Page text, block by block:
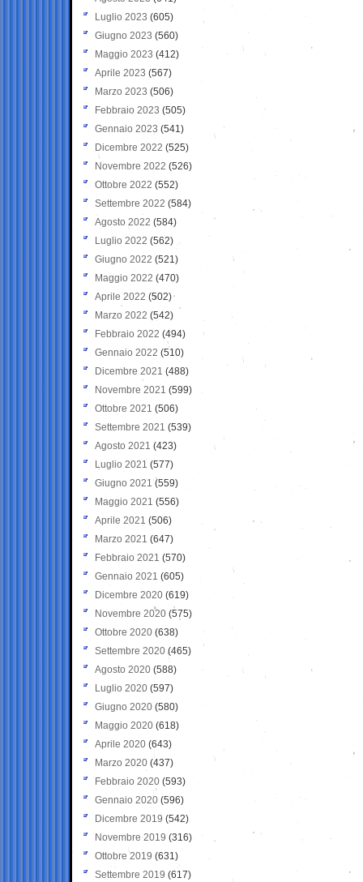
Luglio 2023 (605)
Giugno 2023 (560)
Maggio 2023 (412)
Aprile 2023 (567)
Marzo 2023 (506)
Febbraio 2023 (505)
Gennaio 2023 (541)
Dicembre 2022 (525)
Novembre 2022 (526)
Ottobre 2022 (552)
Settembre 2022 (584)
Agosto 2022 (584)
Luglio 2022 (562)
Giugno 2022 (521)
Maggio 2022 (470)
Aprile 2022 (502)
Marzo 2022 (542)
Febbraio 2022 (494)
Gennaio 2022 (510)
Dicembre 2021 (488)
Novembre 2021 (599)
Ottobre 2021 (506)
Settembre 2021 (539)
Agosto 2021 (423)
Luglio 2021 (577)
Giugno 2021(559)
Maggio 2021 (556)
Aprile 2021 (506)
Marzo 2021 (647)
Febbraio 2021 (570)
Gennaio 2021 (605)
Dicembre 2020 (619)
Novembre 2020 (575)
Ottobre 2020 (638)
Settembre 2020(465)
Agosto 2020 (588)
Luglio 2020 (597)
Giugno 2020 (580)
Maggio 2020 (618)
Aprile 2020 (643)
Marzo 2020 (437)
Febbraio 2020 (593)
Gennaio 2020 (596)
Dicembre 2019 (542)
Novembre 2019 (316)
Ottobre 2019 (631)
Settembre 2019 (617)